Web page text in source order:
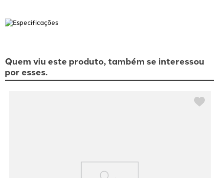
Quem viu este produto, também se interessou
por esses.